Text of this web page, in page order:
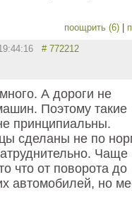
поощрить (6) |
# 772212
А дороги не
Поэтому такие
принципиальны.
сделаны не по
Чаще
что от поворота до
автомобилей, но